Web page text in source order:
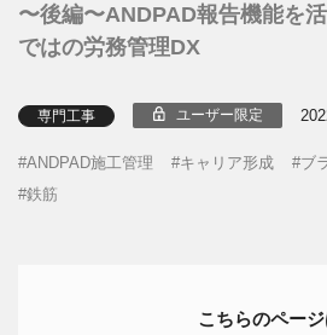
〜後編〜ANDPAD報告機能を
ではの労務管理DX
専門工事 ユーザー限定
ANDPAD施工管理 キャリア形成 ブ
鉄筋
こちらのペー